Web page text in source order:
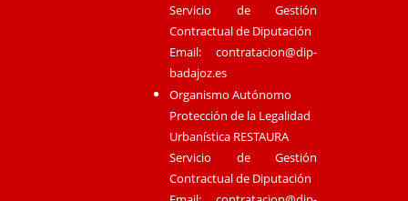
Servicio de Gestión
Contractual de Diputación
Email:contratacion@dip-
badajoz.es
Organismo Autónomo
Protección de la Legalidad
Urbanística RESTAURA
Servicio de Gestión
Contractual de Diputación